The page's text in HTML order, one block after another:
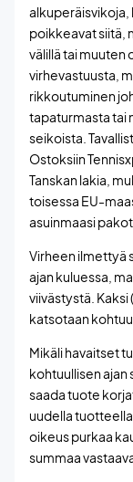
poikkeavat siitä,
välillä tai muuten
virhevastuusta,
rikkoutuminen
tapaturmasta tai
seikoista.
Ostoksiin
Tanskan lakia,
toisessa EU-
asuinmaasi
Virheen ilmettyä
ajan kuluessa,
viivästystä.
katsotaan
Mikäli havaitset
kohtuullisen ajan
saada tuote
uudella
oikeus purkaa
summaa